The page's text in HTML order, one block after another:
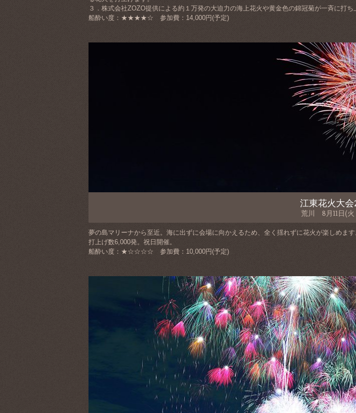
３．株式会社ZOZO提供による約１万発の大迫力の海上花火や黄金色の錦冠菊が一斉に打ち
船酔い度：★★★★☆ 参加費：14,000円(予定)
江東花火大会
荒川 8月11日(火
夢の島マリーナから至近。海に出ずに会場に向かえるため、全く揺れずに花火が楽しめま
打上げ数6,000発。祝日開催。
船酔い度：★☆☆☆☆ 参加費：10,000円(予定)